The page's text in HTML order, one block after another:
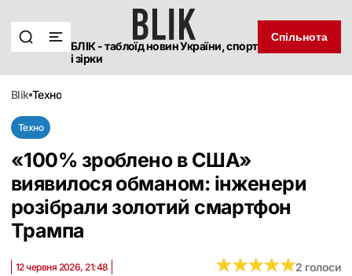
БЛІК - таблоїд новин України, спорт
і зірки
Спільнота
blik техно
Техно
«100% зроблено в США»
виявилося обманом: інженери
розібрали золотий смартфон
Трампа
12 червня 2026, 21:48 ★★★★★
★★★★★2 голоси